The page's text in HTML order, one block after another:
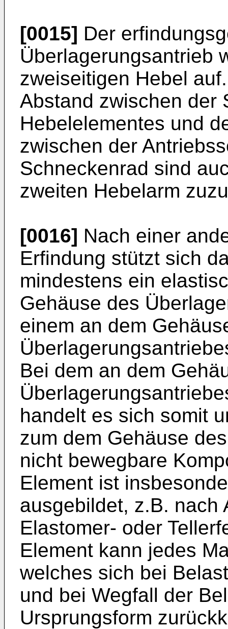
[0015] Der
Überlagerungsantrieb
zweiseitigen Hebel
Abstand zwischen der
Hebelelementes und
zwischen der
Schneckenrad sind
zweiten Hebelarm
[0016] Nach einer
Erfindung stützt sich
mindestens ein
Gehäuse des
einem an dem
Bei dem an dem
handelt es sich somit
zum dem Gehäuse
nicht bewegbare
Element ist
ausgebildet, z.B. nach
Elastomer- oder
Element kann jedes
welches sich bei
und bei Wegfall der
Ursprungsform